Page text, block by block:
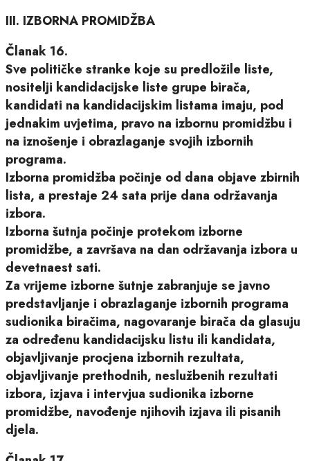
III. IZBORNA PROMIDŽBA
Članak 16.
Sve političke stranke koje su predložile liste,
nositelji kandidacijske liste grupe birača,
kandidati na kandidacijskim listama imaju, pod
jednakim uvjetima, pravo na izbornu promidžbu i
na iznošenje i obrazlaganje svojih izbornih
programa.
Izborna promidžba počinje od dana objave zbirnih
lista, a prestaje 24 sata prije dana održavanja
izbora.
Izborna šutnja počinje protekom izborne
promidžbe, a završava na dan održavanja izbora u
devetnaest sati.
Za vrijeme izborne šutnje zabranjuje se javno
predstavljanje i obrazlaganje izbornih programa
sudionika biračima, nagovaranje birača da glasuju
za određenu kandidacijsku listu ili kandidata,
objavljivanje procjena izbornih rezultata,
objavljivanje prethodnih, neslužbenih rezultati
izbora, izjava i intervjua sudionika izborne
promidžbe, navođenje njihovih izjava ili pisanih
djela.